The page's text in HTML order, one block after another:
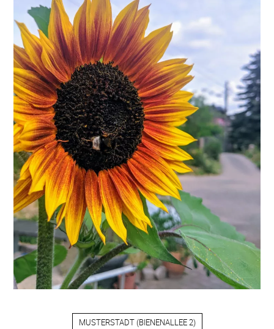
MUSTERSTADT(BIENENALLEE 2)